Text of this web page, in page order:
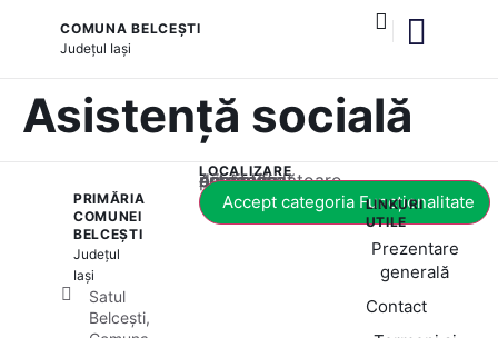
COMUNA BELCEȘTI
Județul Iași
Asistență socială
PRIMĂRIA
COMUNEI
BELCEȘTI
Județul
Iași
Satul
Belcești,
LOCALIZARE
Acest conținut este blocat până când acceptați categoria corespunzătoare de cookie-uri.
Accept categoria Funcționalitate
LINKURI
UTILE
Prezentare
generală
Contact